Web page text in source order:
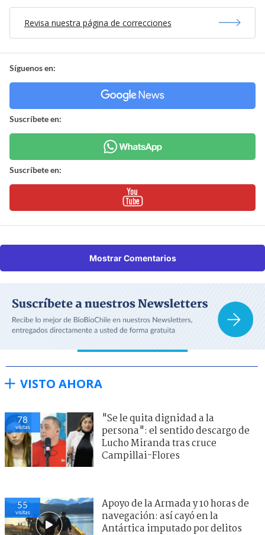
Revisa nuestra página de correcciones
Síguenos en:
Suscríbete en:
Suscríbete en:
Mostrar Comentarios
VISTO AHORA
78
visitas
"Se le quita dignidad a la
persona": el sentido descargo de
Lucho Miranda tras cruce
Campillai-Flores
55
visitas
Apoyo de la Armada y 10 horas de
navegación: así cayó en la
Antártica imputado por delitos